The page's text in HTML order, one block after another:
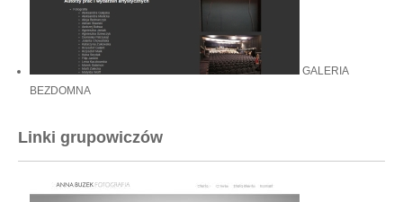
GALERIA
BEZDOMNA
Linki grupowiczów